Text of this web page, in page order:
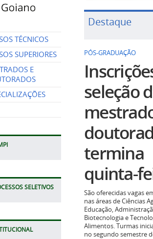
TÉCNICOS
SUPERIORES
E
SELETIVOS
Destaque
PÓS-GRADUAÇÃO
seleção
termina
quinta-
São oferecidas vagas
nas áreas de Ciências
Educação,
Biotecnologia e
Alimentos. Turmas
no segundo semestre